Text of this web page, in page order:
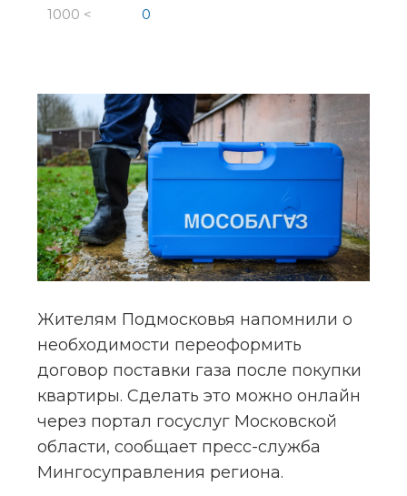
1000 < 0
Жителям Подмосковья напомнили о
необходимости переоформить
договор поставки газа после покупки
квартиры. Сделать это можно онлайн
через портал госуслуг Московской
области, сообщает пресс-служба
Мингосуправления региона.